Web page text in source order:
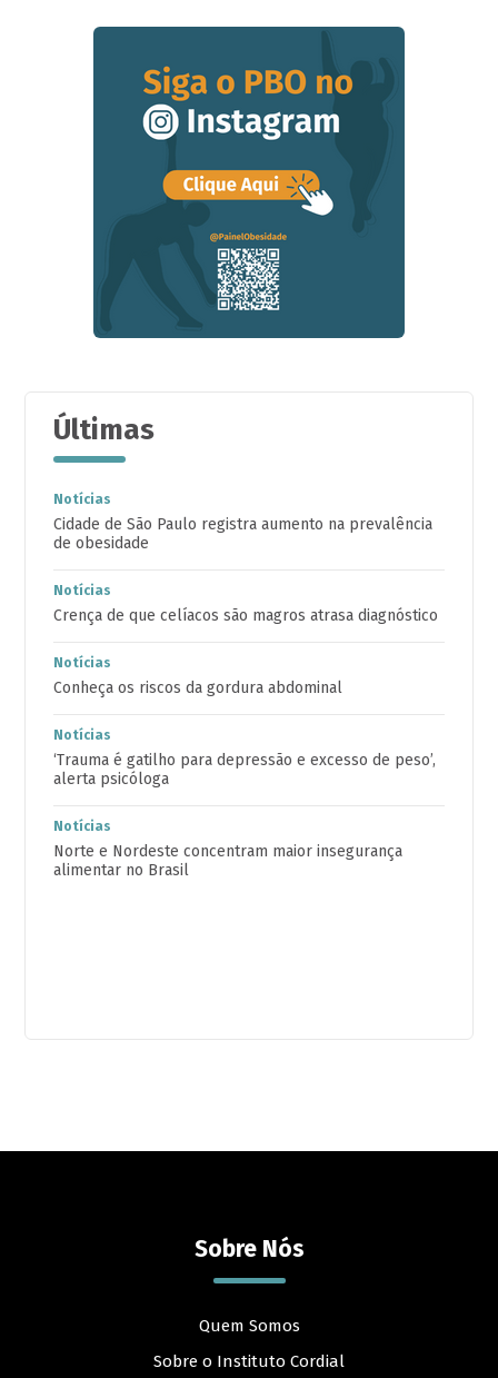
Últimas
Notícias
Cidade de São Paulo registra aumento na prevalência
de obesidade
Notícias
Crença de que celíacos são magros atrasa diagnóstico
Notícias
Conheça os riscos da gordura abdominal
Notícias
‘Trauma é gatilho para depressão e excesso de peso’,
alerta psicóloga
Notícias
Norte e Nordeste concentram maior insegurança
alimentar no Brasil
Sobre Nós
Quem Somos
Sobre o Instituto Cordial